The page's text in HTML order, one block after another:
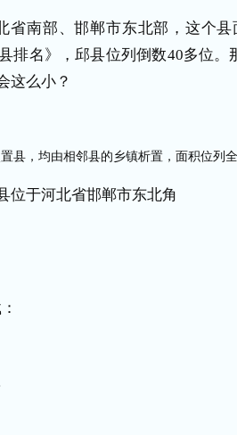
省南部、邯郸市东北部，这个县
排名》，邱县位列倒数40多位。
这么小？
位于河北省邯郸市东北角